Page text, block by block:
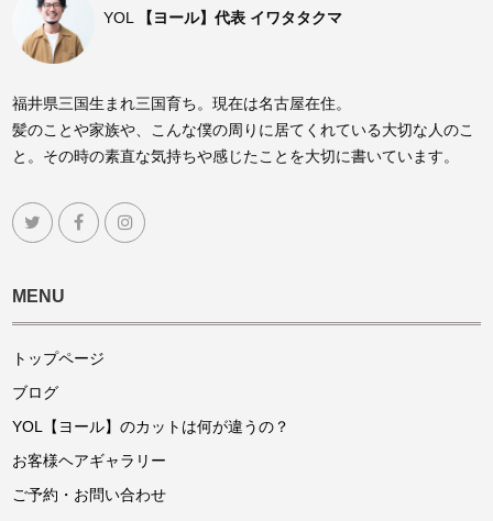
YOL 【ヨール】代表 イワタタクマ
福井県三国生まれ三国育ち。現在は名古屋在住。
髪のことや家族や、こんな僕の周りに居てくれている大切な人のこ
と。その時の素直な気持ちや感じたことを大切に書いています。
MENU
トップページ
ブログ
YOL【ヨール】のカットは何が違うの？
お客様ヘアギャラリー
ご予約・お問い合わせ